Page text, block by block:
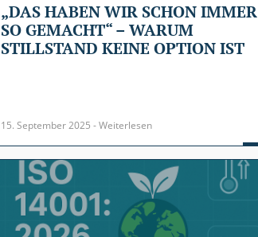
„DAS HABEN WIR SCHON IMMER
SO GEMACHT“ – WARUM
STILLSTAND KEINE OPTION IST
15. September 2025 - Weiterlesen